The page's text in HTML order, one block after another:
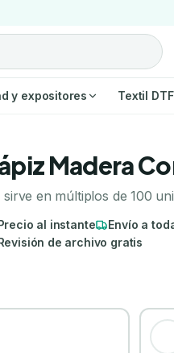
y expositores Textil DTF
Madera
sirve en múltiplos de 100
al instante
Envío a
de archivo gratis